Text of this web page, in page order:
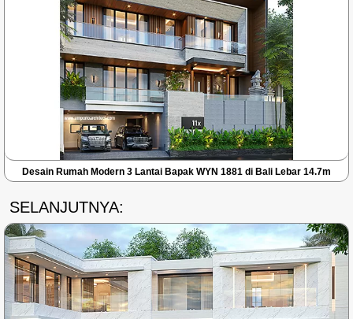
Desain Rumah Modern 3 Lantai Bapak WYN 1881 di Bali Lebar 14.7m
SELANJUTNYA: